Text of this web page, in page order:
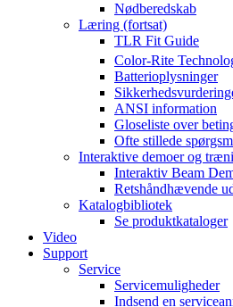
Nødberedskab
Læring (fortsat)
TLR Fit Guide
Color-Rite
Batterioplysninger
ANSI information
Gloseliste over
Ofte stillede
Interaktive demoer og
Interaktiv Beam
Retshåndhævende
Katalogbibliotek
Se produktkataloger
Video
Support
Service
Servicemuligheder
Indsend en